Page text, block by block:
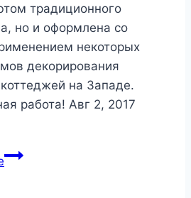
традиционного
но и оформлена со
некоторых
декорирования
на Западе.
работа! Авг 2, 2017
Простой